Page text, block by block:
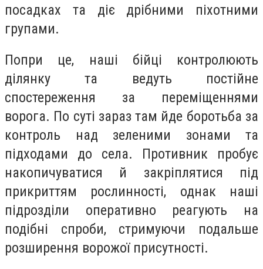
посадках та діє дрібними піхотними
групами.
Попри це, наші бійці контролюють
ділянку та ведуть постійне
спостереження за переміщеннями
ворога. По суті зараз там йде боротьба за
контроль над зеленими зонами та
підходами до села. Противник пробує
накопичуватися й закріплятися під
прикриттям рослинності, однак наші
підрозділи оперативно реагують на
подібні спроби, стримуючи подальше
розширення ворожої присутності.